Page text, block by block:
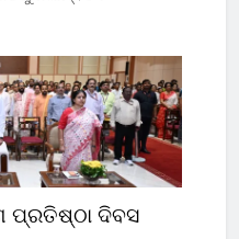
ପ୍ରତିଷ୍ଠା ଦିବସ